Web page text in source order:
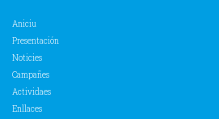
Aniciu
Presentación
Noticies
Campañes
Actividaes
Enllaces